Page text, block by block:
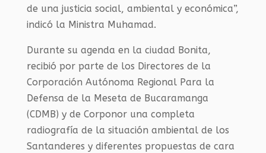
de una justicia social, ambiental y económica”,
indicó la Ministra Muhamad.
Durante su agenda en la ciudad Bonita,
recibió por parte de los Directores de la
Corporación Autónoma Regional Para la
Defensa de la Meseta de Bucaramanga
(CDMB) y de Corponor una completa
radiografía de la situación ambiental de los
Santanderes y diferentes propuestas de cara